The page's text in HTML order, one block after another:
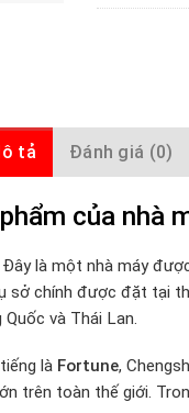
tả Đánh giá (0)
của nhà
Đây là một nhà máy
chính được đặt tại
và Thái Lan.
là Fortune,
trên toàn thế giới.